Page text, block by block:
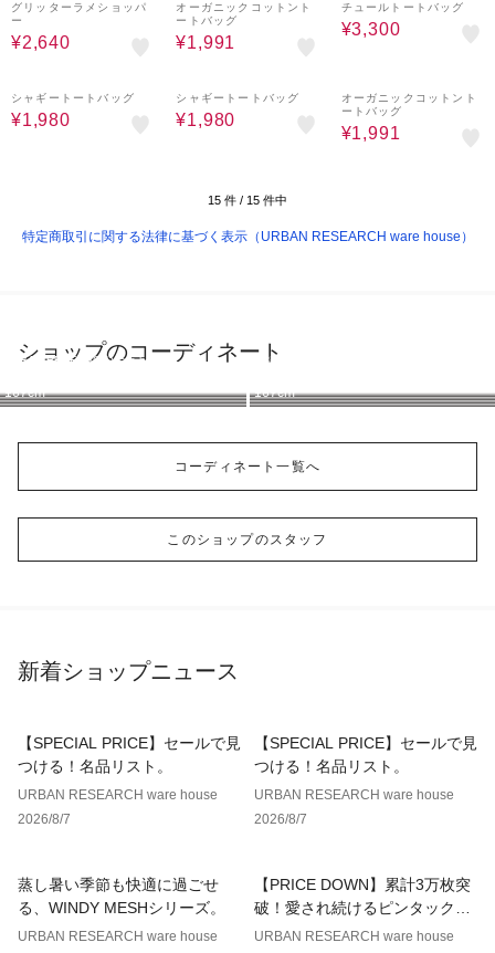
グリッターラメショッパ
ー
¥2,640
オーガニックコットント
ートバッグ
¥1,991
チュールトートバッグ
¥3,300
シャギートートバッグ
¥1,980
シャギートートバッグ
¥1,980
オーガニックコットント
ートバッグ
¥1,991
15 件 / 15 件中
特定商取引に関する法律に基づく表示（URBAN RESEARCH ware house）
ショップのコーディネート
URBAN RESEARCH ware house URBAN RESEARCH ware house
URBAN RESEARCH ware house URBAN RESEARCH ware house
URBAN RESEARCH ware house URBAN RESEARCH ware house
167cm 167cm
コーディネート一覧へ
このショップのスタッフ
新着ショップニュース
【SPECIAL PRICE】セールで見
つける！名品リスト。
URBAN RESEARCH ware house
2026/8/7
【SPECIAL PRICE】セールで見
つける！名品リスト。
URBAN RESEARCH ware house
2026/8/7
蒸し暑い季節も快適に過ごせ
る、WINDY MESHシリーズ。
URBAN RESEARCH ware house
【PRICE DOWN】累計3万枚突
破！愛され続けるピンタックレ
ースブラウス
URBAN RESEARCH ware house